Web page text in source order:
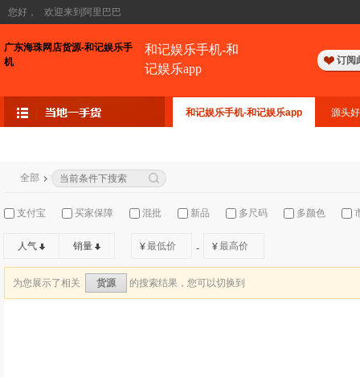
您好， 欢迎来到阿里巴巴
广东海珠网店货源-和记娱乐手
机
和记娱乐手机-和
记娱乐app
订阅
和记娱乐手机-和记娱乐app 源头
全部
支付宝 买家保障 混批 新品 多尺码 多颜色
人气 销量 ¥ - ¥
为您展示了相关 货源 的搜索结果，您可以切换到